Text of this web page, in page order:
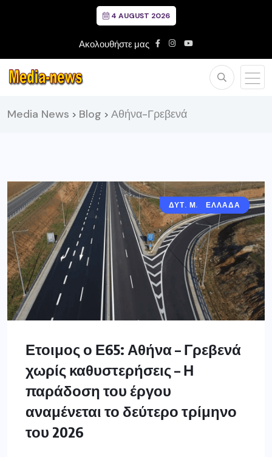
4 AUGUST 2026
Ακολουθήστε μας
Media News > Blog > Αθήνα-Γρεβενά
ΓΡΕΒΕΝΑ
ΔΥΤ. ΜΑΚΕΔΟΝΙΑ
ΕΛΛΑΔΑ
Ετοιμος ο Ε65: Αθήνα – Γρεβενά
χωρίς καθυστερήσεις – Η
παράδοση του έργου
αναμένεται το δεύτερο τρίμηνο
του 2026